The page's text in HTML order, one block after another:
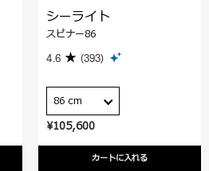
¥105,600
カートに入れる
シーライト
スピナー86
4.6 (393)
86 cm